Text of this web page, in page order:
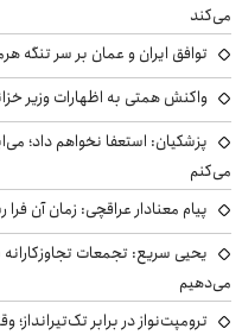
می‌کند
توافق ایران و عمان بر سر تنگه
واکنش همتی به اظهارات وزیر
پزشکیان: استعفا نخواهم داد؛
می‌کنم
پیام معنادار عراقچی: زمان آن
یحیی سریع: تجمعات
می‌دهیم
ترومپت‌نواز در برابر